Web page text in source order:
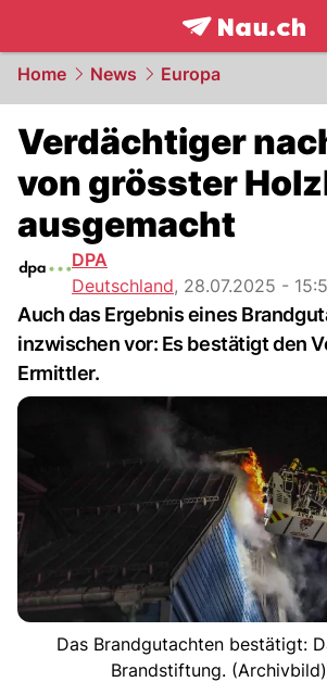
frontpage.
Home News Europa
Verdächtiger
von grösster
ausgemacht
DPA
Deutschland, 28.07.2025 -
Auch das Ergebnis eines
inzwischen vor: Es bestätigt den
Ermittler.
Das Brandgutachten bestätigt:
Brandstiftung.